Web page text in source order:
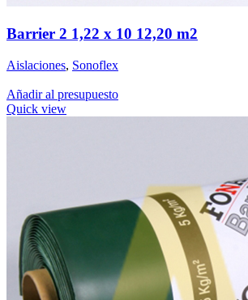
Barrier 2 1,22 x 10 12,20 m2
Aislaciones, Sonoflex
Añadir al presupuesto
Quick view